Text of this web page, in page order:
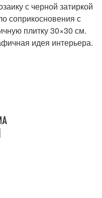
с черной затиркой
соприкосновения с
плитку 30×30 см.
идея интерьера.